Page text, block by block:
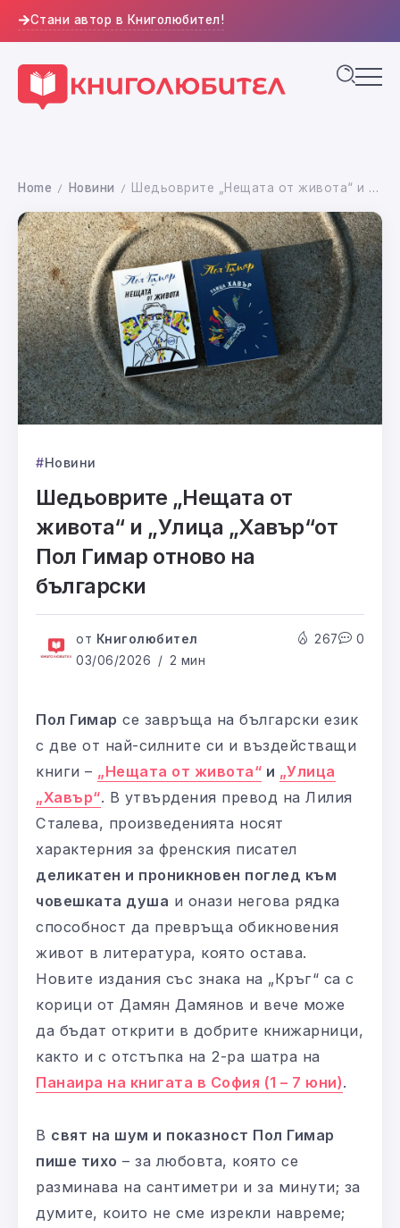
Стани автор в Книголюбител!
Home / Новини / Шедьоврите „Нещата от живота“ и „Улица „Хавър“от Пол Гимар отново на български
Новини
Шедьоврите „Нещата от
живота“ и „Улица „Хавър“от
Пол Гимар отново на
български
от Книголюбител
03/06/2026
2 мин
267 0
Пол Гимар се завръща на български език
с две от най-силните си и въздействащи
книги – „Нещата от живота“ и „Улица
„Хавър“. В утвърдения превод на Лилия
Сталева, произведенията носят
характерния за френския писател
деликатен и проникновен поглед към
човешката душа и онази негова рядка
способност да превръща обикновения
живот в литература, която остава.
Новите издания със знака на „Кръг“ са с
корици от Дамян Дамянов и вече може
да бъдат открити в добрите книжарници,
както и с отстъпка на 2-ра шатра на
Панаира на книгата в София (1 – 7 юни).
В свят на шум и показност Пол Гимар
пише тихо – за любовта, която се
разминава на сантиметри и за минути; за
думите, които не сме изрекли навреме;